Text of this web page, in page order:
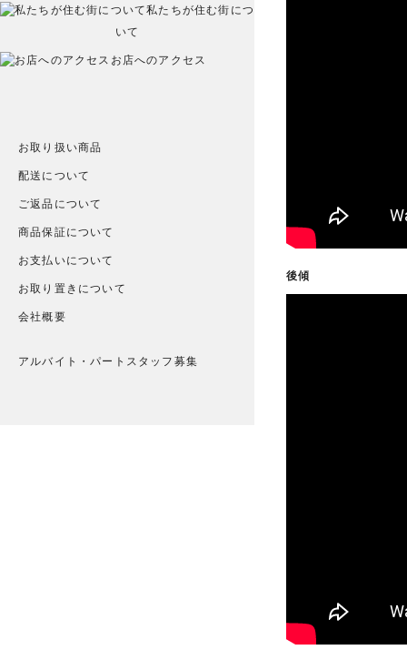
後傾
私たちが住む街につ
いて
お店へのアクセス
お取り扱い商品
配送について
ご返品について
商品保証について
お支払いについて
お取り置きについて
会社概要
アルバイト・パートスタッフ募集